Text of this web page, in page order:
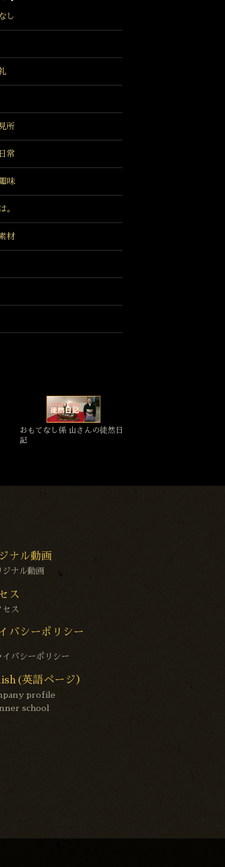
し
所
常
味
。
材
おもてなし係 山さんの徒然日
記
ナル動画
ジナル動画
ス
セス
バシーポリシー
イバシーポリシー
英語ページ）
profile
school